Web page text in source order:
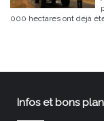
000 hectares ont déjà
Infos et bons